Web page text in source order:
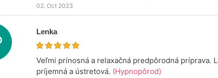
02. Oct 2023
Lenka
Veľmi prínosná a relaxačná predpôrodná príprava.
príjemná a ústretová. (Hypnopôrod)